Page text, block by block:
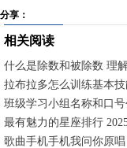
分享：
相关阅读
什么是除数和被除数 理
拉布拉多怎么训练基本技
班级学习小组名称和口
最有魅力的星座排行
歌曲手机手机我问你原